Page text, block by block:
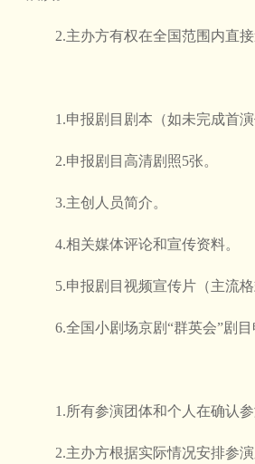
2.主办方有权在全国范围内直
1.申报剧目剧本（如未完成首
2.申报剧目高清剧照5张。
3.主创人员简介。
4.相关媒体评论和宣传资料。
5.申报剧目视频宣传片（主流格
6.全国小剧场京剧“群英会”剧目
1.所有参演团体和个人在确认
2.主办方根据实际情况安排参